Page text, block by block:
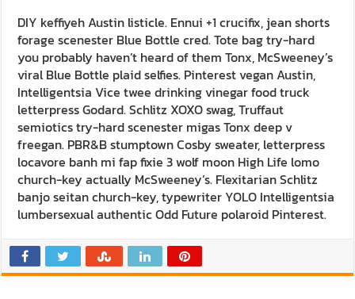
DIY keffiyeh Austin listicle. Ennui +1 crucifix, jean shorts
forage scenester Blue Bottle cred. Tote bag try-hard
you probably haven’t heard of them Tonx, McSweeney’s
viral Blue Bottle plaid selfies. Pinterest vegan Austin,
Intelligentsia Vice twee drinking vinegar food truck
letterpress Godard. Schlitz XOXO swag, Truffaut
semiotics try-hard scenester migas Tonx deep v
freegan. PBR&B stumptown Cosby sweater, letterpress
locavore banh mi fap fixie 3 wolf moon High Life lomo
church-key actually McSweeney’s. Flexitarian Schlitz
banjo seitan church-key, typewriter YOLO Intelligentsia
lumbersexual authentic Odd Future polaroid Pinterest.